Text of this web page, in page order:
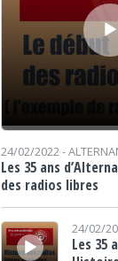
24/02/2022 -
Les 35 ans
des radios libres
Lecteur audio
24/02/
Les 35